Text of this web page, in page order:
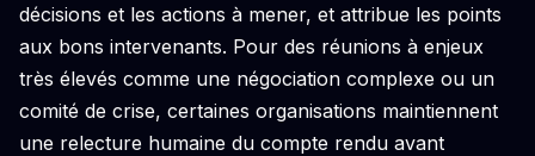
décisions et les actions à mener, et attribue les points
aux bons intervenants. Pour des réunions à enjeux
très élevés comme une négociation complexe ou un
comité de crise, certaines organisations maintiennent
une relecture humaine du compte rendu avant